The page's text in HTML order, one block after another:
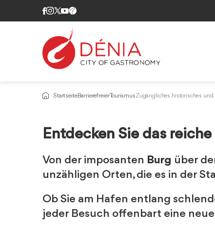
StartseiteBarrierefreier TourismusZugängliches historisches und
Entdecken Sie das
Von der imposanten Burg über
unzähligen Orten, die es in der
Ob Sie am Hafen entlang
jeder Besuch offenbart eine